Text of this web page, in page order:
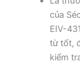
của
EIV-
từ tốt,
kiểm